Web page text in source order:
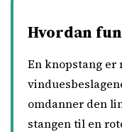
Hvordan
En knopstang
omdanner den
stangen til en